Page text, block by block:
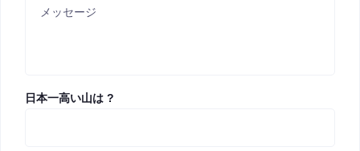
日本一高い山は ?